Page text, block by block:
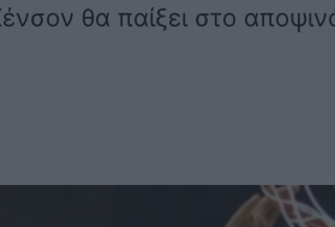
θα παίξει στο